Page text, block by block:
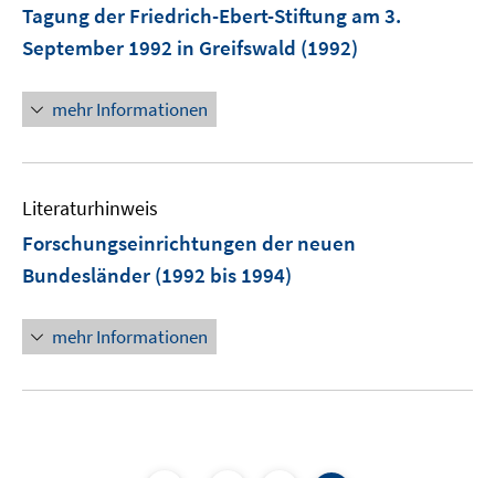
Tagung der Friedrich-Ebert-Stiftung am 3.
September 1992 in Greifswald (1992)
mehr Informationen
Literaturhinweis
Forschungseinrichtungen der neuen
Bundesländer (1992 bis 1994)
mehr Informationen